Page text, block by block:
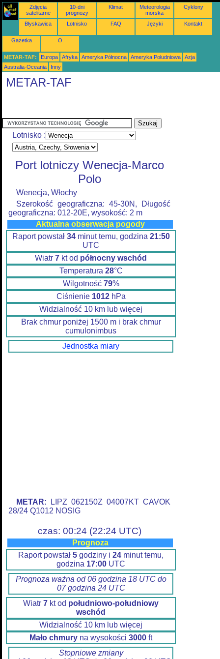
Zdjęcia
satelitarne
10-dni
prognozy
Klimat
Meteorologia
morska
Cyklony
Błyskawica Lotnisko FAQ Języki Kontakt
Gazetka O
METAR-TAF: Europa Afryka Ameryka Północna Ameryka Południowa
Azja
Australia-Oceania
Inny
METAR-TAF
Lotnisko :
Port lotniczy Wenecja-Marco
Polo
Wenecja, Włochy
Szerokość geograficzna: 45-30N, Długość
geograficzna: 012-20E, wysokość: 2 m
Aktualna obserwacja pogody
Raport powstał 34minut temu, godzina 21:50
UTC
Wiatr 7 kt od północny wschód
Temperatura 28°C
Wilgotność 79%
Ciśnienie 1012hPa
Widzialność 10 km lub więcej
Brak chmur poniżej 1500 m i brak chmur
cumulonimbus
Jednostka miary
METAR: LIPZ 062150Z 04007KT CAVOK
28/24 Q1012 NOSIG
czas: 00:24 (22:24 UTC)
Prognoza
Raport powstał 5 godziny i 24 minut temu,
godzina 17:00 UTC
Prognoza ważna od 06 godzina 18 UTC do
07 godzina 24 UTC
Wiatr 7 kt od południowo-południowy
wschód
Widzialność 10 km lub więcej
Mało chmury na wysokości 3000 ft
Stopniowe zmiany